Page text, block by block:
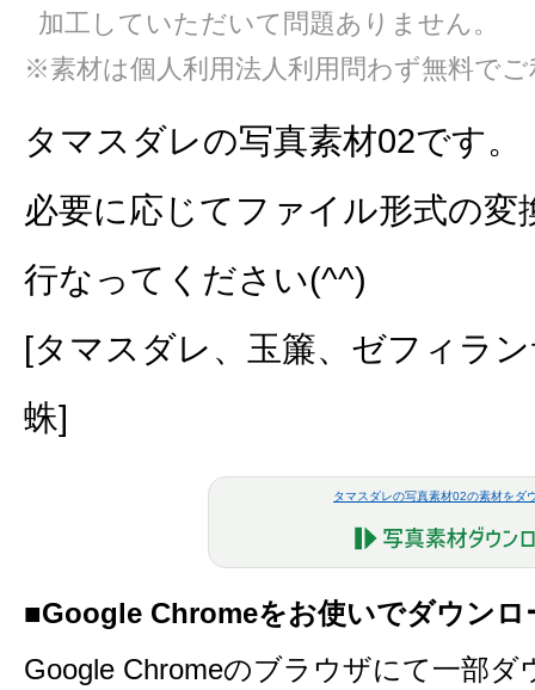
加工していただいて問題ありません。
※素材は個人利用法人利用問わず無料で
タマスダレの写真素材02です。
必要に応じてファイル形式の変
行なってください(^^)
[タマスダレ、玉簾、ゼフィラ
蛛]
タマスダレの写真素材02の素材をダ
■Google Chromeをお使いでダウンロ
Google Chromeのブラウザにて一部